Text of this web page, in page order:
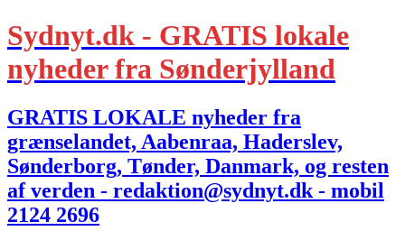
Sydnyt.dk - GRATIS lokale
nyheder fra Sønderjylland
GRATIS LOKALE nyheder fra
grænselandet, Aabenraa, Haderslev,
Sønderborg, Tønder, Danmark, og resten
af verden - redaktion@sydnyt.dk - mobil
2124 2696